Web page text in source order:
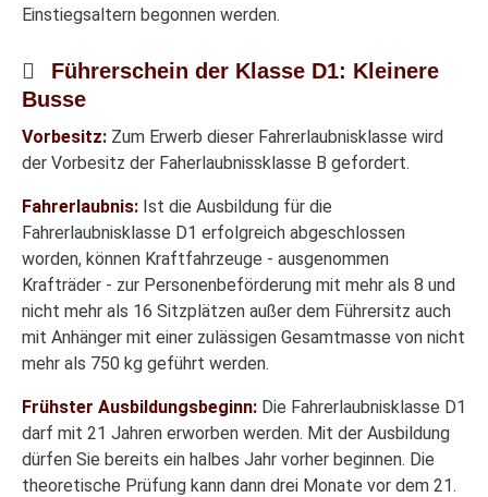
Einstiegsaltern begonnen werden.
Führerschein der Klasse D1: Kleinere
Busse
Vorbesitz: Zum Erwerb dieser Fahrerlaubnisklasse wird
der Vorbesitz der Faherlaubnissklasse B gefordert.
Fahrerlaubnis: Ist die Ausbildung für die
Fahrerlaubnisklasse D1 erfolgreich abgeschlossen
worden, können Kraftfahrzeuge - ausgenommen
Krafträder - zur Personenbeförderung mit mehr als 8 und
nicht mehr als 16 Sitzplätzen außer dem Führersitz auch
mit Anhänger mit einer zulässigen Gesamtmasse von nicht
mehr als 750 kg geführt werden.
Frühster Ausbildungsbeginn: Die Fahrerlaubnisklasse D1
darf mit 21 Jahren erworben werden. Mit der Ausbildung
dürfen Sie bereits ein halbes Jahr vorher beginnen. Die
theoretische Prüfung kann dann drei Monate vor dem 21.